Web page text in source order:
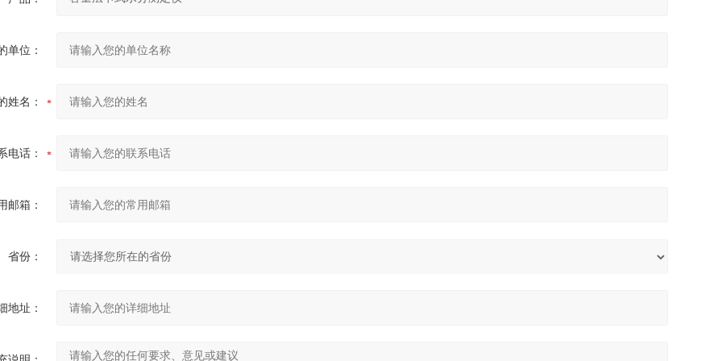
单位：
姓名：
电话：
邮箱：
省份：
地址：